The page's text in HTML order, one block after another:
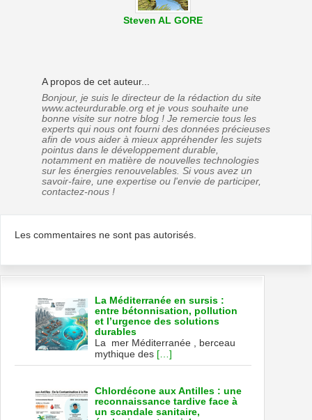
Steven AL GORE
A propos de cet auteur...
Bonjour, je suis le directeur de la rédaction du site
www.acteurdurable.org et je vous souhaite une
bonne visite sur notre blog ! Je remercie tous les
experts qui nous ont fourni des données précieuses
afin de vous aider à mieux appréhender les sujets
pointus dans le développement durable,
notamment en matière de nouvelles technologies
sur les énergies renouvelables. Si vous avez un
savoir-faire, une expertise ou l'envie de participer,
contactez-nous !
Les commentaires ne sont pas autorisés.
La Méditerranée en sursis :
entre bétonnisation, pollution
et l’urgence des solutions
durables
La mer Méditerranée , berceau
mythique des […]
Chlordécone aux Antilles : une
reconnaissance tardive face à
un scandale sanitaire,